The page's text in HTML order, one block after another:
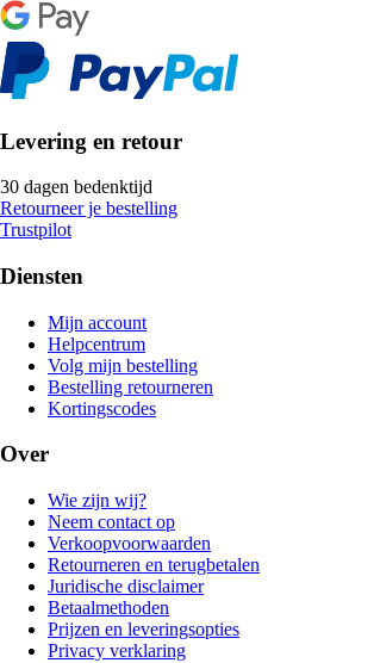
Levering en retour
30 dagen bedenktijd
Retourneer je bestelling
Trustpilot
Diensten
Mijn account
Helpcentrum
Volg mijn bestelling
Bestelling retourneren
Kortingscodes
Over
Wie zijn wij?
Neem contact op
Verkoopvoorwaarden
Retourneren en terugbetalen
Juridische disclaimer
Betaalmethoden
Prijzen en leveringsopties
Privacy verklaring